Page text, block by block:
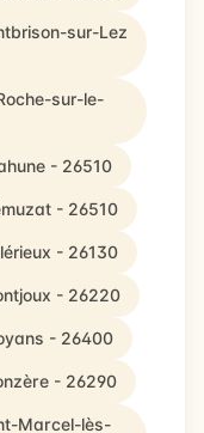
sur-Lez
sur-le-
- 26510
- 26510
- 26130
- 26220
- 26400
- 26290
Marcel-lès-